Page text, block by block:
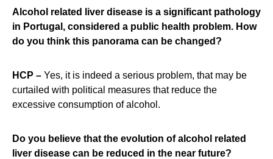
Alcohol related liver disease is a significant pathology
in Portugal, considered a public health problem. How
do you think this panorama can be changed?
HCP – Yes, it is indeed a serious problem, that may be
curtailed with political measures that reduce the
excessive consumption of alcohol.
Do you believe that the evolution of alcohol related
liver disease can be reduced in the near future?